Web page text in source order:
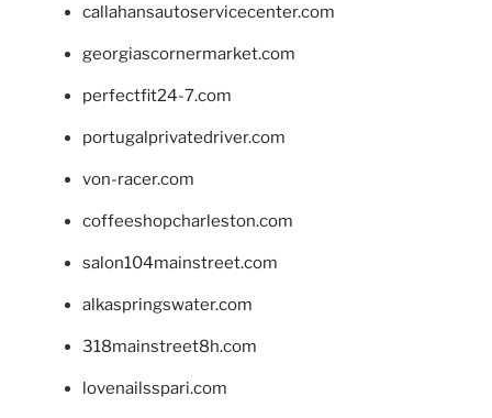
callahansautoservicecenter.com
georgiascornermarket.com
perfectfit24-7.com
portugalprivatedriver.com
von-racer.com
coffeeshopcharleston.com
salon104mainstreet.com
alkaspringswater.com
318mainstreet8h.com
lovenailsspari.com